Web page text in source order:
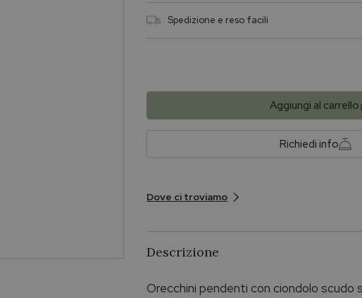
Spedizione e reso facili
Aggiungi al carrello
Richiedi info
Dove ci troviamo
Descrizione
Orecchini pendenti con ciondolo scudo